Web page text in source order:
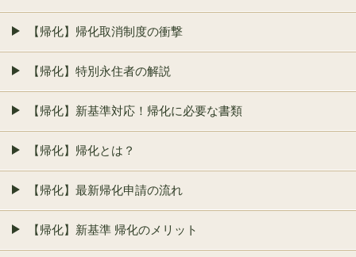
【帰化】帰化取消制度の衝撃
【帰化】特別永住者の解説
【帰化】新基準対応！帰化に必要な書類
【帰化】帰化とは？
【帰化】最新帰化申請の流れ
【帰化】新基準 帰化のメリット